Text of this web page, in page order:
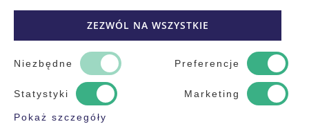
ZEZWÓL NA WSZYSTKIE
Niezbędne Preferencje
Statystyki Marketing
Pokaż szczegóły
Odstąp od umowy
Kontakt